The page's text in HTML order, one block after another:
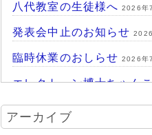
八代教室の生徒様へ 2026年
発表会中止のお知らせ
臨時休業のおしらせ 2026年
エレクトーン博士ちゃん
探求講座』
アーカイブ